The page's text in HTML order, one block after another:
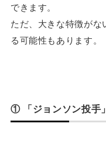
できます。
ただ、大きな特徴が
る可能性もあります。
① 「ジョンソン投手